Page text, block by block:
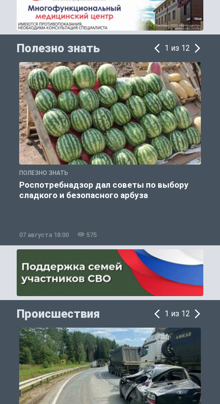
Полезно знать 1 из 12
ПОЛЕЗНО ЗНАТЬ
Роспотребнадзор дал советы по выбору
сладкого и безопасного арбуза
07 августа 18:00 575
Происшествия 1 из 12